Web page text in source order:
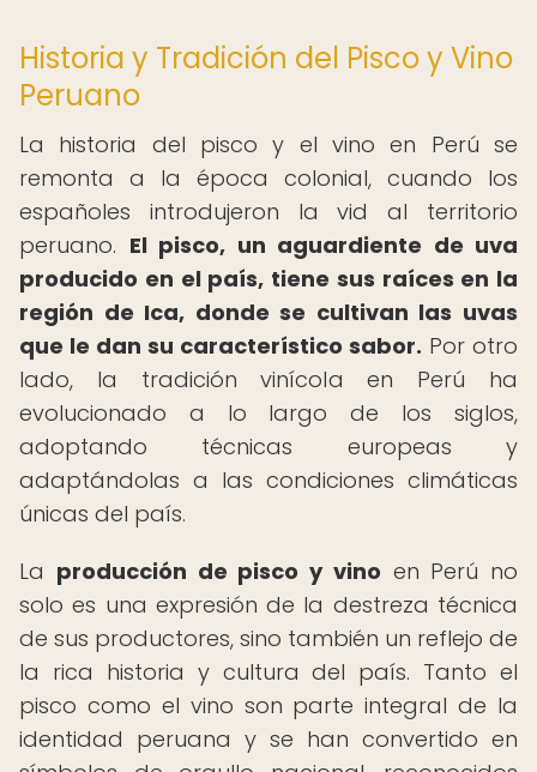
Historia y Tradición del Pisco y Vino
Peruano
La historia del pisco y el vino en Perú se
remonta a la época colonial, cuando los
españoles introdujeron la vid al territorio
peruano. El pisco, un aguardiente de uva
producido en el país, tiene sus raíces en la
región de Ica, donde se cultivan las uvas
que le dan su característico sabor. Por otro
lado, la tradición vinícola en Perú ha
evolucionado a lo largo de los siglos,
adoptando técnicas europeas y
adaptándolas a las condiciones climáticas
únicas del país.
La producción de pisco y vino en Perú no
solo es una expresión de la destreza técnica
de sus productores, sino también un reflejo de
la rica historia y cultura del país. Tanto el
pisco como el vino son parte integral de la
identidad peruana y se han convertido en